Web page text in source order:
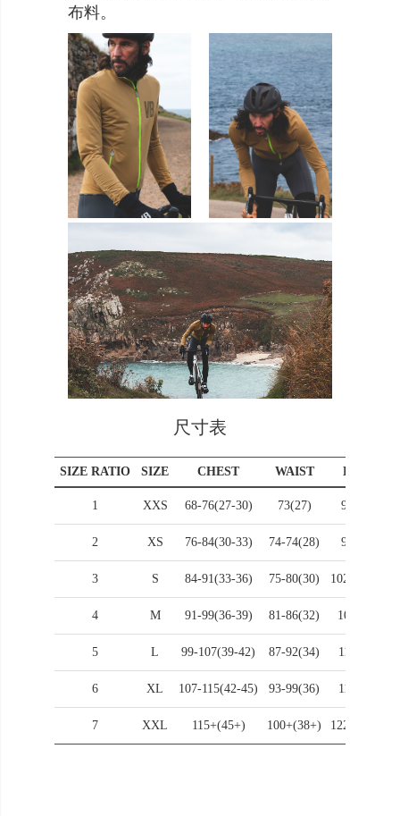
布料。
尺寸表
SIZE RATIO SIZE CHEST WAIST HIPS
1 XXS 68-76(27-30) 73(27) 92(36)
2 XS 76-84(30-33) 74-74(28) 97(38)
3 S 84-91(33-36) 75-80(30) 102_ls(40)
4 M 91-99(36-39) 81-86(32) 107(42)
5 L 99-107(39-42) 87-92(34) 112(44)
6 XL 107-115(42-45) 93-99(36) 117(46)
7 XXL 115+(45+) 100+(38+) 122+(48+)